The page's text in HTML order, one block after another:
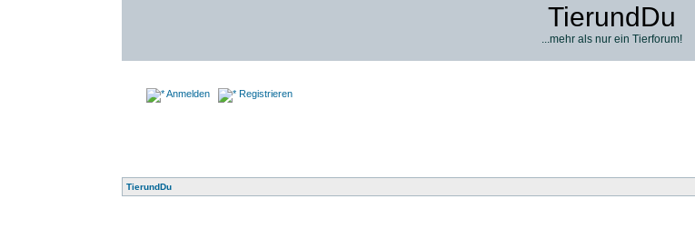
TierundDu
...mehr als nur ein Tierforum!
Anmelden Registrieren
TierundDu